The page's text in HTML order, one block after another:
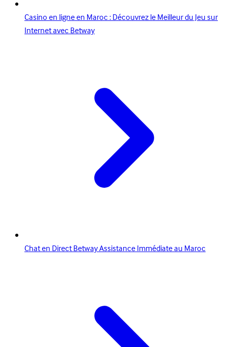
Casino en ligne en Maroc : Découvrez le Meilleur du Jeu sur
Internet avec Betway
Chat en Direct Betway Assistance Immédiate au Maroc